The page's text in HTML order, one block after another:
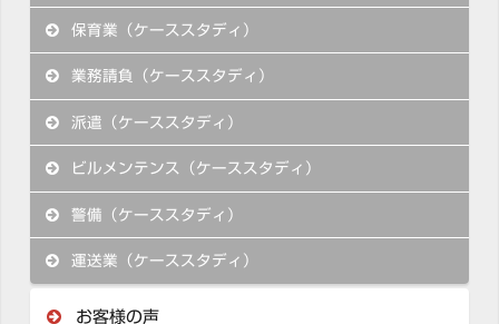
保育業（ケーススタディ）
業務請負（ケーススタディ）
派遣（ケーススタディ）
ビルメンテンス（ケーススタディ）
警備（ケーススタディ）
運送業（ケーススタディ）
お客様の声